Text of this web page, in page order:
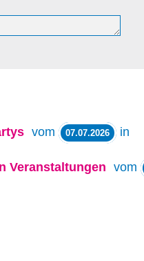
vom 07.07.2026
in
Veranstaltungen vom